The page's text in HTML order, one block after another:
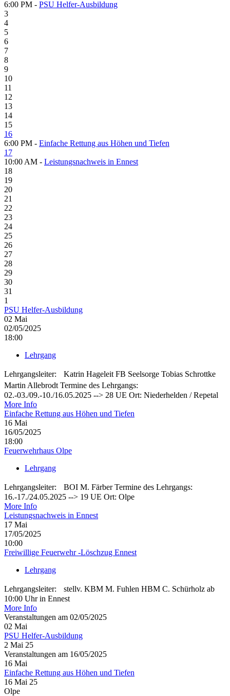
6:00 PM - PSU Helfer-Ausbildung
3
4
5
6
7
8
9
10
11
12
13
14
15
16
6:00 PM - Einfache Rettung aus Höhen und Tiefen
17
10:00 AM - Leistungsnachweis in Ennest
18
19
20
21
22
23
24
25
26
27
28
29
30
31
1
PSU Helfer-Ausbildung
02 Mai
02/05/2025
18:00
Lehrgang
Lehrgangsleiter: Katrin Hageleit FB Seelsorge Tobias Schrottke
Martin Allebrodt Termine des Lehrgangs:
02.-03./09.-10./16.05.2025 --> 28 UE Ort: Niederhelden / Repetal
More Info
Einfache Rettung aus Höhen und Tiefen
16 Mai
16/05/2025
18:00
Feuerwehrhaus Olpe
Lehrgang
Lehrgangsleiter: BOI M. Färber Termine des Lehrgangs:
16.-17./24.05.2025 --> 19 UE Ort: Olpe
More Info
Leistungsnachweis in Ennest
17 Mai
17/05/2025
10:00
Freiwillige Feuerwehr -Löschzug Ennest
Lehrgang
Lehrgangsleiter: stellv. KBM M. Fuhlen HBM C. Schürholz ab
10:00 Uhr in Ennest
More Info
Veranstaltungen am 02/05/2025
02 Mai
PSU Helfer-Ausbildung
2 Mai 25
Veranstaltungen am 16/05/2025
16 Mai
Einfache Rettung aus Höhen und Tiefen
16 Mai 25
Olpe